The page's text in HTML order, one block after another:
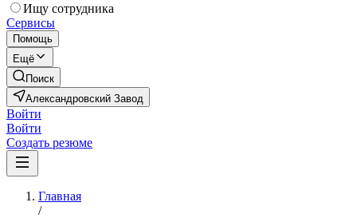
Ищу сотрудника
Сервисы
Помощь
Ещё
Поиск
Александровский Завод
Войти
Войти
Создать резюме
Главная
/